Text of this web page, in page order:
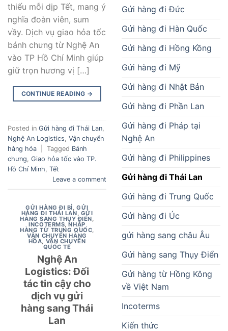
thiếu mỗi dịp Tết, mang ý
nghĩa đoàn viên, sum
vầy. Dịch vụ giao hỏa tốc
bánh chưng từ Nghệ An
vào TP Hồ Chí Minh giúp
giữ trọn hương vị […]
CONTINUE READING →
Posted in Gửi hàng đi Thái Lan,
Nghệ An Logistics, Vận chuyển
hàng hóa
Tagged Bánh
chưng, Giao hỏa tốc vào TP.
Hồ Chí Minh, Tết
Leave a comment
GỬI HÀNG ĐI BỈ,GỬI
HÀNG ĐI THÁI LAN, GỬI
HÀNG SANG THỤY ĐIỂN,
INCOTERMS,NHẬP
HÀNG TỪ TRUNG QUỐC,
VẬN CHUYỂN HÀNG
HÓA, VẬN CHUYỂN
QUỐC TẾ
Nghệ An
Logistics: Đối
tác tin cậy cho
dịch vụ gửi
hàng sang Thái
Lan
Gửi hàng đi Đức
Gửi hàng đi Hàn Quốc
Gửi hàng đi Hồng Kồng
Gửi hàng đi Mỹ
Gửi hàng đi Nhật Bản
Gửi hàng đi Phần Lan
Gửi hàng đi Pháp tại
Nghệ An
Gửi hàng đi Philippines
Gửi hàng đi Thái Lan
Gửi hàng đi Trung Quốc
Gửi hàng đi Úc
gửi hàng sang châu Âu
Gửi hàng sang Thụy Điển
Gửi hàng từ Hồng Kông
về Việt Nam
Incoterms
Kiến thức